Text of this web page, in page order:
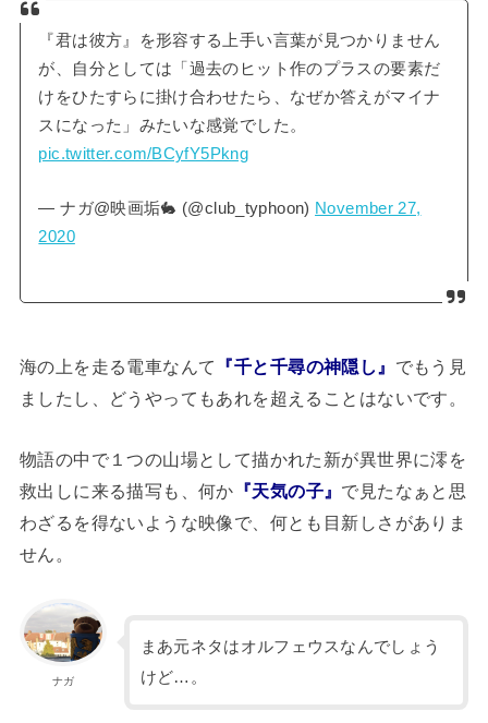
『君は彼方』を形容する上手い言葉が見つかりません
が、自分としては「過去のヒット作のプラスの要素だ
けをひたすらに掛け合わせたら、なぜか答えがマイナ
スになった」みたいな感覚でした。
pic.twitter.com/BCyfY5Pkng
— ナガ@映画垢🐇 (@club_typhoon) November 27,
2020
海の上を走る電車なんて 『千と千尋の神隠し』 でもう見
ましたし、どうやってもあれを超えることはないです。
物語の中で１つの山場として描かれた新が異世界に澪を
救出しに来る描写も、何か 『天気の子』 で見たなぁと思
わざるを得ないような映像で、何とも目新しさがありま
せん。
ナガ
まあ元ネタはオルフェウスなんでしょう
けど…。